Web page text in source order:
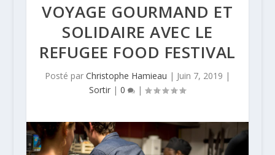
VOYAGE GOURMAND ET
SOLIDAIRE AVEC LE
REFUGEE FOOD FESTIVAL
Posté par Christophe Hamieau | Juin 7, 2019 |
Sortir |0 |